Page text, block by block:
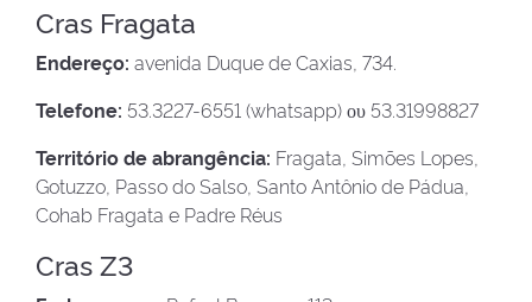
Cras Fragata
Endereço: avenida Duque de Caxias, 734.
Telefone: 53.3227-6551 (whatsapp) ου 53.31998827
Território de abrangência: Fragata, Simões Lopes,
Gotuzzo, Passo do Salso, Santo Antônio de Pádua,
Cohab Fragata e Padre Réus
Cras Z3